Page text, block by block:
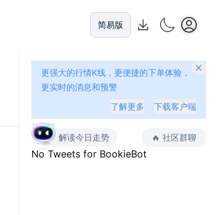
简易版
更强大的行情K线，更便捷的下单体验，
更实时的消息和预警
了解更多
下载客户端
解读今日走势 🔥 社区群聊
No Tweets for BookieBot